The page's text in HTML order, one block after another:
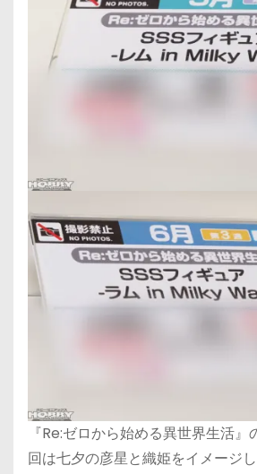
『Re:ゼロから始める異世界生活
回は七夕の彦星と織姫をイメージし